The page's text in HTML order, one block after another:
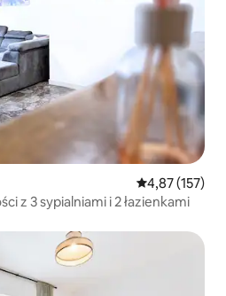
Średnia
4,87 (157)
z 3 sypialniami i 2 łazienkami